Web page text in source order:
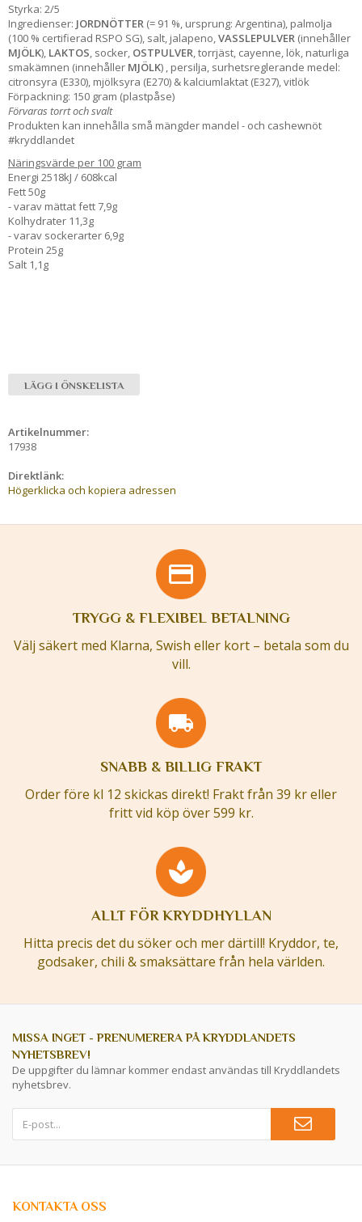
Styrka: 2/5
Ingredienser: JORDNÖTTER (= 91 %, ursprung: Argentina), palmolja
(100 % certifierad RSPO SG), salt, jalapeno, VASSLEPULVER (innehåller
MJÖLK), LAKTOS , socker, OSTPULVER , torrjäst, cayenne, lök, naturliga
smakämnen (innehåller MJÖLK) , persilja, surhetsreglerande medel:
citronsyra (E330), mjölksyra (E270) & kalciumlaktat (E327), vitlök
Förpackning: 150 gram (plastpåse)
Förvaras torrt och svalt
Produkten kan innehålla små mängder mandel - och cashewnöt
#kryddlandet
Näringsvärde per 100 gram
Energi 2518kJ / 608kcal
Fett 50g
- varav mättat fett 7,9g
Kolhydrater 11,3g
- varav sockerarter 6,9g
Protein 25g
Salt 1,1g
LÄGG I ÖNSKELISTA
Artikelnummer:
17938
Direktlänk:
Högerklicka och kopiera adressen
TRYGG & FLEXIBEL BETALNING
Välj säkert med Klarna, Swish eller kort – betala som du
vill.
SNABB & BILLIG FRAKT
Order före kl 12 skickas direkt! Frakt från 39 kr eller
fritt vid köp över 599 kr.
ALLT FÖR KRYDDHYLLAN
Hitta precis det du söker och mer därtill! Kryddor, te,
godsaker, chili & smaksättare från hela världen.
MISSA INGET - PRENUMERERA PÅ KRYDDLANDETS
NYHETSBREV!
De uppgifter du lämnar kommer endast användas till Kryddlandets
nyhetsbrev.
KONTAKTA OSS